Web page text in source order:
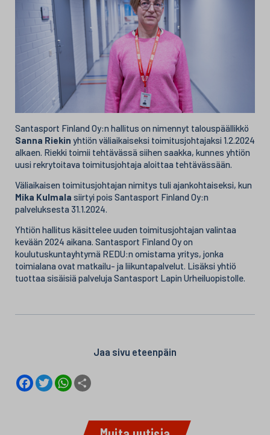
Santasport Finland Oy:n hallitus on nimennyt talouspäällikkö
Sanna Riekin yhtiön väliaikaiseksi toimitusjohtajaksi 1.2.2024
alkaen. Riekki toimii tehtävässä siihen saakka, kunnes yhtiön
uusi rekrytoitava toimitusjohtaja aloittaa tehtävässään.
Väliaikaisen toimitusjohtajan nimitys tuli ajankohtaiseksi, kun
Mika Kulmala siirtyi pois Santasport Finland Oy:n
palveluksesta 31.1.2024.
Yhtiön hallitus käsittelee uuden toimitusjohtajan valintaa
kevään 2024 aikana. Santasport Finland Oy on
koulutuskuntayhtymä REDU:n omistama yritys, jonka
toimialana ovat matkailu- ja liikuntapalvelut. Lisäksi yhtiö
tuottaa sisäisiä palveluja Santasport Lapin Urheiluopistolle.
Jaa sivu eteenpäin
F
a
T
w
W
h
e